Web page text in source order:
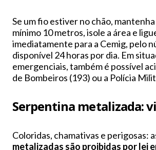
Se um fio estiver no chão,
mínimo 10 metros, isole a área e
imediatamente para a Cemig, pelo
disponível 24 horas por dia. Em
emergenciais, também é possível
de Bombeiros (193) ou a Polícia
Serpentina metalizada:
Coloridas, chamativas e perigosas:
metalizadas são proibidas por lei